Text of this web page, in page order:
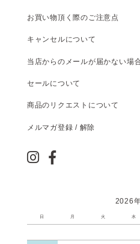
お買い物頂く際のご注意点
キャンセルについて
当店からのメールが届かない場
セールについて
商品のリクエストについて
メルマガ登録 / 解除
2026
日 月 火 水